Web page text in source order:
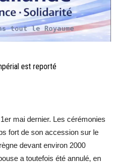
Thaïlande
est reporté
mai dernier. Les cérémonies
fort de son accession sur le
devant environ 2000
a toutefois été annulé, en